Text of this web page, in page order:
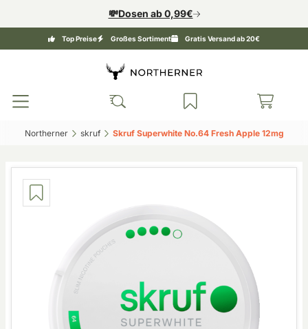
💸Dosen ab 0,99€
Top Preise Großes Sortiment Gratis Versand ab 20€
Northerner‎ skruf‎ Skruf Superwhite No.64 Fresh Apple 12mg‎